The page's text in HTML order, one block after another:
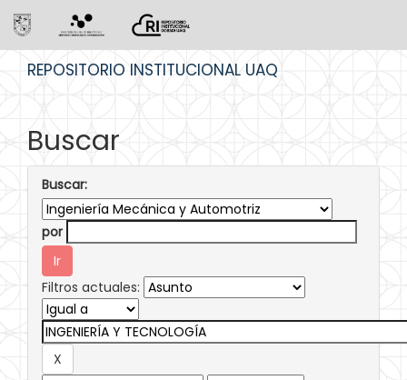
REPOSITORIO INSTITUCIONAL UAQ
Buscar
Buscar:
por
Filtros actuales: